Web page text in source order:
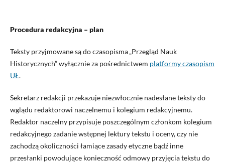
Procedura redakcyjna – plan
Teksty przyjmowane są do czasopisma „Przegląd Nauk
Historycznych” wyłącznie za pośrednictwem platformy czasopism
UŁ.
Sekretarz redakcji przekazuje niezwłocznie nadesłane teksty do
wglądu redaktorowi naczelnemu i kolegium redakcyjnemu.
Redaktor naczelny przypisuje poszczególnym członkom kolegium
redakcyjnego zadanie wstępnej lektury tekstu i oceny, czy nie
zachodzą okoliczności łamiące zasady etyczne bądź inne
przesłanki powodujące konieczność odmowy przyjęcia tekstu do